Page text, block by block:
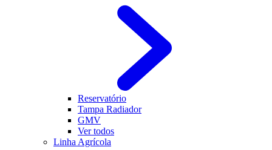
Reservatório
Tampa Radiador
GMV
Ver todos
Linha Agrícola